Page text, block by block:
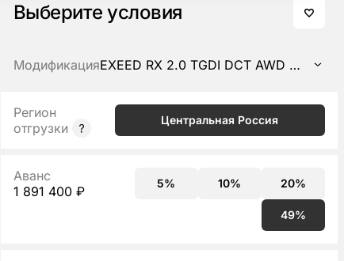
Выберите условия
Модификация EXEED RX 2.0 TGDI DCT AWD Platinum
Регион
отгрузки
Центральная Россия
Аванс
1 891 400 ₽
5% 10% 20%
49%